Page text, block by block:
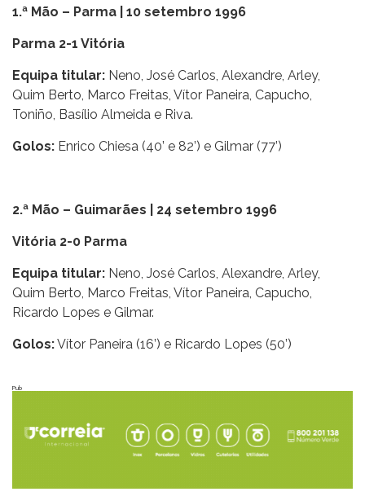
1.ª Mão – Parma | 10 setembro 1996
Parma 2-1 Vitória
Equipa titular: Neno, José Carlos, Alexandre, Arley,
Quim Berto, Marco Freitas, Vítor Paneira, Capucho,
Toniño, Basílio Almeida e Riva.
Golos: Enrico Chiesa (40’ e 82’) e Gilmar (77’)
2.ª Mão – Guimarães | 24 setembro 1996
Vitória 2-0 Parma
Equipa titular: Neno, José Carlos, Alexandre, Arley,
Quim Berto, Marco Freitas, Vítor Paneira, Capucho,
Ricardo Lopes e Gilmar.
Golos:Vítor Paneira (16’) e Ricardo Lopes (50’)
Pub